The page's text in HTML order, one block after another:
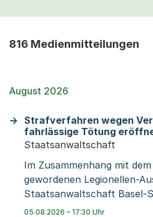
816 Medienmitteilungen
August 2026
Strafverfahren wegen
fahrlässige Tötung
Staatsanwaltschaft
Im Zusammenhang mit
gewordenen Legionellen-
Staatsanwaltschaft Basel-
bisher vorliegenden
05.08.2026 – 17:30 Uhr